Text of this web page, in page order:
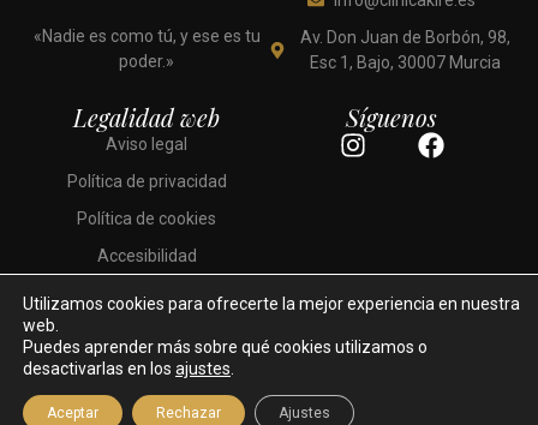
«Nadie es como tú, y ese es tu
poder.»
Av. Don Juan de Borbón, 98,
Esc 1, Bajo, 30007 Murcia
Legalidad web
Aviso legal
Política de privacidad
Política de cookies
Accesibilidad
Síguenos
I
g
r
m
F
o
o
Desarrollado por: Ekuánime
Clínica Kiré © 2026. Todos los derechos reservados.
Utilizamos cookies para ofrecerte la mejor experiencia en nuestra
web.
Puedes aprender más sobre qué cookies utilizamos o
desactivarlas en los ajustes
Aceptar Rechazar Ajustes